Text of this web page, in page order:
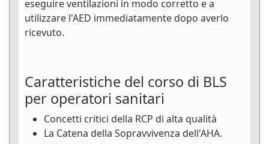
eseguire ventilazioni in modo corretto e a
utilizzare l'AED immediatamente dopo averlo
ricevuto.
Caratteristiche del corso di BLS
per operatori sanitari
Concetti critici della RCP di alta qualità
La Catena della Sopravvivenza dell'AHA.